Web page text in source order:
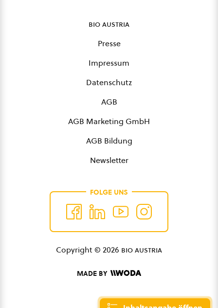
bio austria
Presse
Impressum
Datenschutz
AGB
AGB Marketing GmbH
AGB Bildung
Newsletter
FOLGE UNS
Copyright © 2026 bio austria
MADE BY